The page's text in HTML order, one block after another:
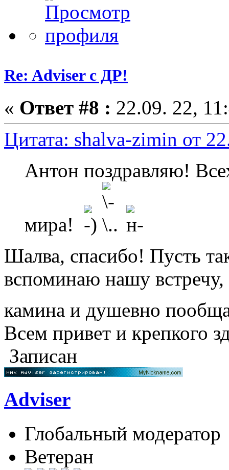
Re: Adviser с ДР!
« Ответ #8 : 22.09. 22,
Цитата: shalva-zimin от
Антон поздравляю!
мира!
Шалва, спасибо! Пусть
вспоминаю нашу
камина и душевно
Всем привет и крепкого
Записан
Adviser
Глобальный модератор
Ветеран